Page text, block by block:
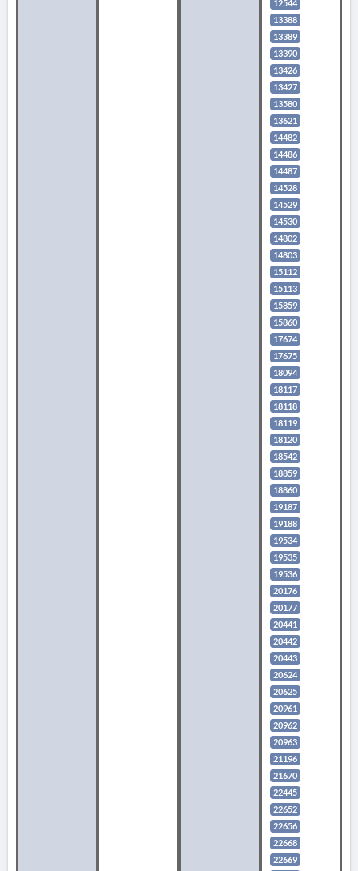
12544
13388
13389
13390
13426
13427
13580
13621
14482
14486
14487
14528
14529
14530
14802
14803
15112
15113
15859
15860
17674
17675
18094
18117
18118
18119
18120
18542
18859
18860
19187
19188
19534
19535
19536
20176
20177
20441
20442
20443
20624
20625
20961
20962
20963
21196
21670
22445
22652
22656
22668
22669